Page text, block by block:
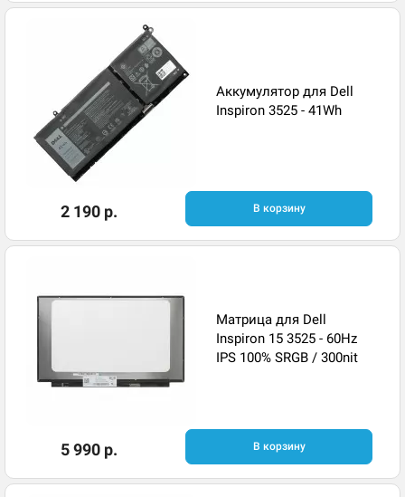
Аккумулятор для Dell
Inspiron 3525 - 41Wh
2 190 р. В корзину
Матрица для Dell
Inspiron 15 3525 - 60Hz
IPS 100% SRGB / 300nit
5 990 р. В корзину